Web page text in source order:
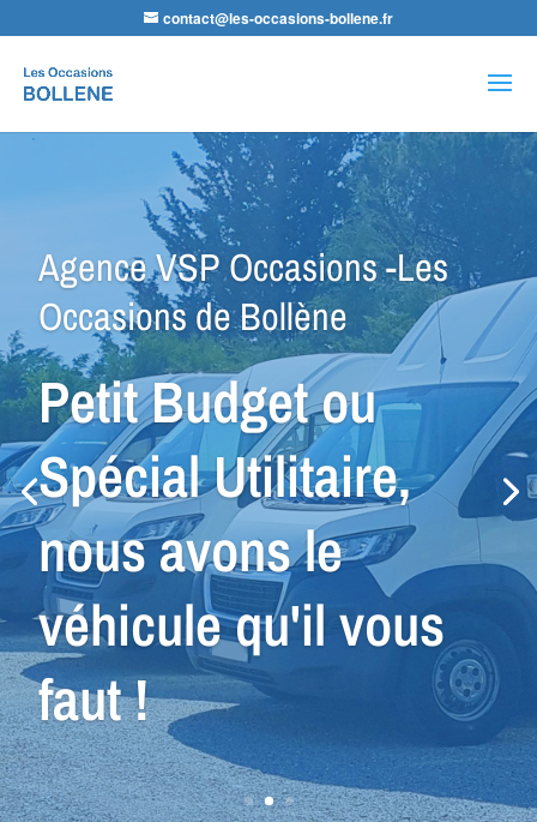
contact@les-occasions-bollene.fr
de
produits
Agence LDA Citroën -Les
Occasions de Bollène
Nos équipes
sauront vous
conseiller dans la
recherche de votre
prochain
véhicule...